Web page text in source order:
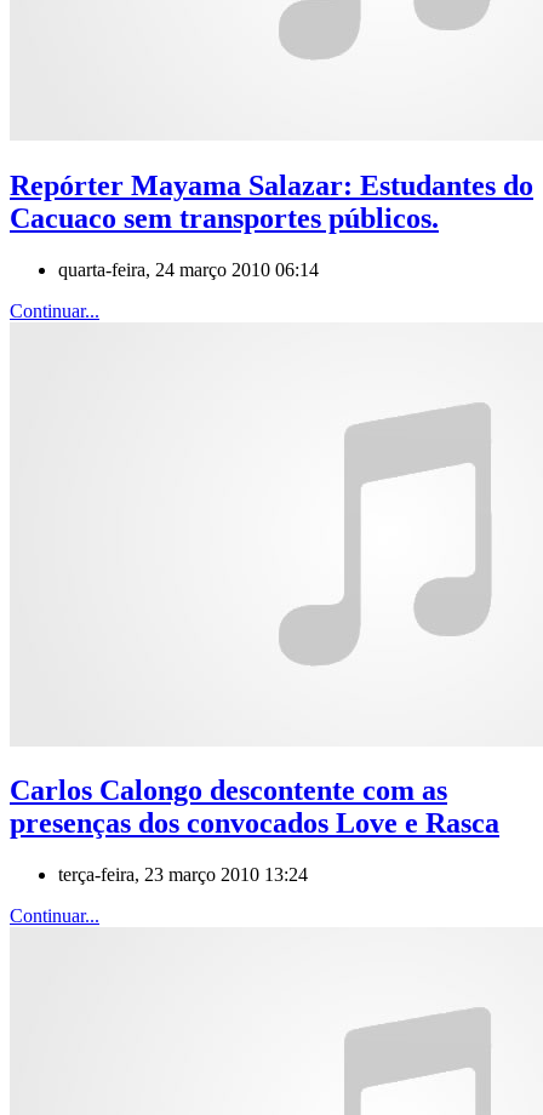
Repórter Mayama Salazar: Estudantes do
Cacuaco sem transportes públicos.
quarta-feira, 24 março 2010 06:14
Continuar...
Carlos Calongo descontente com as
presenças dos convocados Love e Rasca
terça-feira, 23 março 2010 13:24
Continuar...